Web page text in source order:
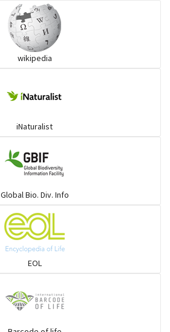
wikipedia
iNaturalist
Global Bio. Div. Info
EOL